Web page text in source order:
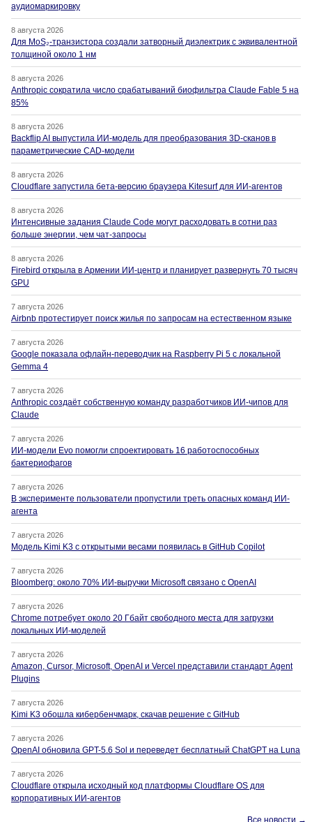
аудиомаркировку
8 августа 2026
Для MoS₂-транзистора создали затворный диэлектрик с эквивалентной
толщиной около 1 нм
8 августа 2026
Anthropic сократила число срабатываний биофильтра Claude Fable 5 на
85%
8 августа 2026
Backflip AI выпустила ИИ-модель для преобразования 3D-сканов в
параметрические CAD-модели
8 августа 2026
Cloudflare запустила бета-версию браузера Kitesurf для ИИ-агентов
8 августа 2026
Интенсивные задания Claude Code могут расходовать в сотни раз
больше энергии, чем чат-запросы
8 августа 2026
Firebird открыла в Армении ИИ-центр и планирует развернуть 70 тысяч
GPU
7 августа 2026
Airbnb протестирует поиск жилья по запросам на естественном языке
7 августа 2026
Google показала офлайн-переводчик на Raspberry Pi 5 с локальной
Gemma 4
7 августа 2026
Anthropic создаёт собственную команду разработчиков ИИ-чипов для
Claude
7 августа 2026
ИИ-модели Evo помогли спроектировать 16 работоспособных
бактериофагов
7 августа 2026
В эксперименте пользователи пропустили треть опасных команд ИИ-
агента
7 августа 2026
Модель Kimi K3 с открытыми весами появилась в GitHub Copilot
7 августа 2026
Bloomberg: около 70% ИИ-выручки Microsoft связано с OpenAI
7 августа 2026
Chrome потребует около 20 Гбайт свободного места для загрузки
локальных ИИ-моделей
7 августа 2026
Amazon, Cursor, Microsoft, OpenAI и Vercel представили стандарт Agent
Plugins
7 августа 2026
Kimi K3 обошла кибербенчмарк, скачав решение с GitHub
7 августа 2026
OpenAI обновила GPT-5.6 Sol и переведет бесплатный ChatGPT на Luna
7 августа 2026
Cloudflare открыла исходный код платформы Cloudflare OS для
корпоративных ИИ-агентов
Все новости →